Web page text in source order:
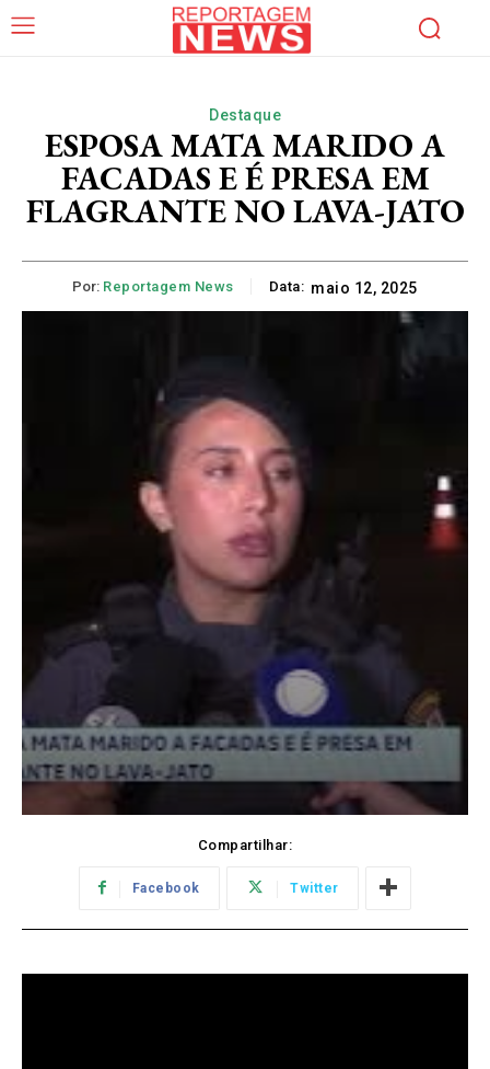
Destaque
ESPOSA MATA MARIDO A
FACADAS E É PRESA EM
FLAGRANTE NO LAVA-JATO
Por: Reportagem News Data: maio 12, 2025
Compartilhar:
Facebook Twitter